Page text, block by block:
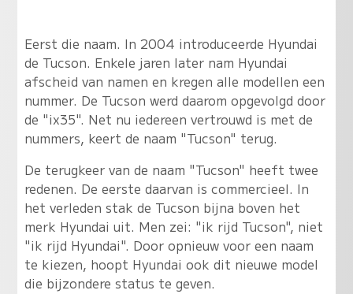
Eerst die naam. In 2004 introduceerde Hyundai
de Tucson. Enkele jaren later nam Hyundai
afscheid van namen en kregen alle modellen een
nummer. De Tucson werd daarom opgevolgd door
de "ix35". Net nu iedereen vertrouwd is met de
nummers, keert de naam "Tucson" terug.
De terugkeer van de naam "Tucson" heeft twee
redenen. De eerste daarvan is commercieel. In
het verleden stak de Tucson bijna boven het
merk Hyundai uit. Men zei: "ik rijd Tucson", niet
"ik rijd Hyundai". Door opnieuw voor een naam
te kiezen, hoopt Hyundai ook dit nieuwe model
die bijzondere status te geven.